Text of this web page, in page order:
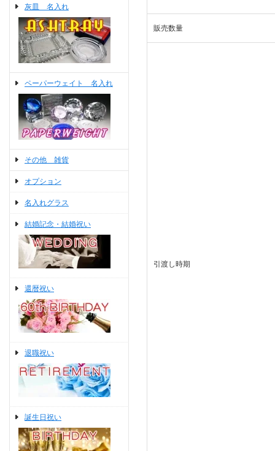
灰皿 名入れ
ペーパーウェイト 名入れ
その他 雑貨
オプション
名入れグラス
結婚記念・結婚祝い
還暦祝い
退職祝い
誕生日祝い
販売数量
引渡し時期